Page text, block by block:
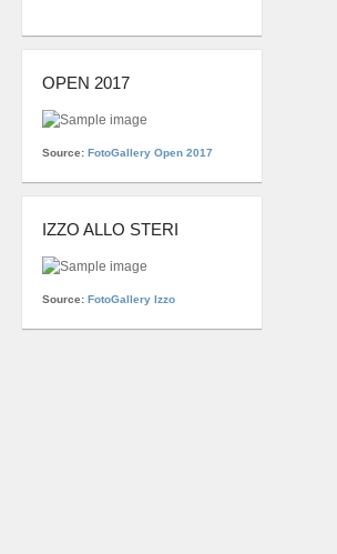
OPEN 2017
Source: FotoGallery Open 2017
IZZO ALLO STERI
Source: FotoGallery Izzo